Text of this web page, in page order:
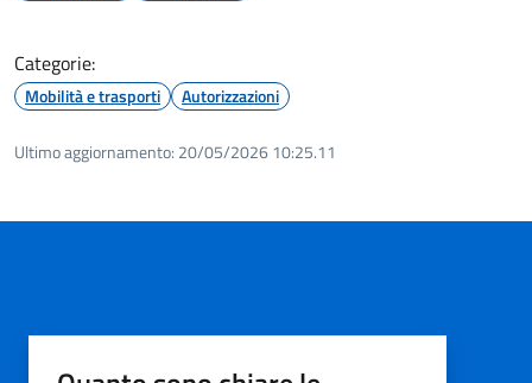
Categorie:
Mobilità e trasporti Autorizzazioni
Ultimo aggiornamento: 20/05/2026 10:25.11